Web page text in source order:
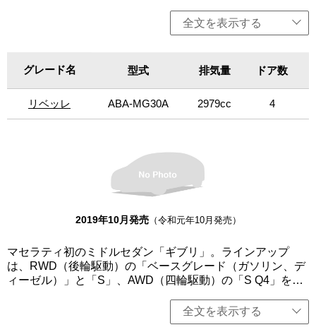
「ロイヤル・エディション」（限定10台）を設定。ボディ
カラーには、特別色「ヴェルデ・メタリック」と「ブル
アが開発したナッパレザー「ペッレテッスータ」で仕上げ
たインテリアと美しく調和している。「ベースグレード
（ガソリンエンジン）」、「S」は左右、「ベースグレード
（ディーゼルエンジン）」、「ディーゼル ファイナル・エ
ディション」、「ロイヤル・エディション」は右ハンド
グレード（ディーゼル）」を除く）を用意。いずれも3L V6
ターボエンジンを搭載し、8速オートマチックトランスミッ
パクトでスポーティーでありながら、パワフルなパフォー
マンスを実現。卓越した性能、操縦性、豪華さ、そして革
新的なイタリアンデザインを採用する。エンジンは、排出
ガス低減や燃費向上が見込まれる「スタート＆ストップ機
能」を全グレードに標準装備。インテリアは、新デザイン
短縮するとともに、コントロール性も向上。シフトレバー
を右から左に移動させるだけで、オートマチックモードか
らマニュアルモードに切り替わる。さらに、Pボタンを新た
るようになった。また、新しいボディ・カラーとアロイ・
ル・レザーと新しいトリムを採用。アダプティブ・フル・
LEDヘッドライトを「グランルッソ」と「グランスポー
ツ」に標準装備した。今回、「S」をベースに「ギブリ」の
妥協なきパーソナリティを強調しながら、スポーティな要
素が満ち溢れた限定車「リベッレ」を設定（日本国内30台
限定）。エクステリアには、カーボン製センターホイール
全文を表示する
グレード名
リベッレ
グレード名 型式 排気量 ドア数
リベッレ ABA-MG30A 2979cc 4
2019年10月発売（令和元年10月発売）
マセラティ初のミドルセダン「ギブリ」。ラインアップ
は、RWD（後輪駆動）の「ベースグレード（ガソリン、デ
ィーゼル）」と「S」、AWD（四輪駆動）の「S Q4」を設
グレード（ディーゼル）」を除く）を用意。いずれも3L V6
ターボエンジンを搭載し、8速オートマチックトランスミッ
全文を表示する